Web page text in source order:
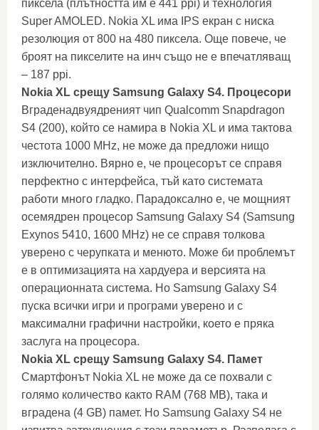
пиксела (плътността им е 441 ppi) и технология
Super AMOLED. Nokia XL има IPS екран с ниска
резолюция от 800 на 480 пиксела. Още повече, че
броят на пикселите на инч също не е впечатляващ
– 187 ppi.
Nokia XL срещу Samsung Galaxy S4. Процесори
Вграденадвуядреният чип Qualcomm Snapdragon
S4 (200), който се намира в Nokia XL и има тактова
честота 1000 MHz, не може да предложи нищо
изключително. Вярно е, че процесорът се справя
перфектно с интерфейса, тъй като системата
работи много гладко. Парадоксално е, че мощният
осемядрен процесор Samsung Galaxy S4 (Samsung
Exynos 5410, 1600 MHz) не се справя толкова
уверено с черупката и менюто. Може би проблемът
е в оптимизацията на хардуера и версията на
операционната система. Но Samsung Galaxy S4
пуска всички игри и програми уверено и с
максимални графични настройки, което е пряка
заслуга на процесора.
Nokia XL срещу Samsung Galaxy S4. Памет
Смартфонът Nokia XL не може да се похвали с
голямо количество както RAM (768 MB), така и
вградена (4 GB) памет. Но Samsung Galaxy S4 не